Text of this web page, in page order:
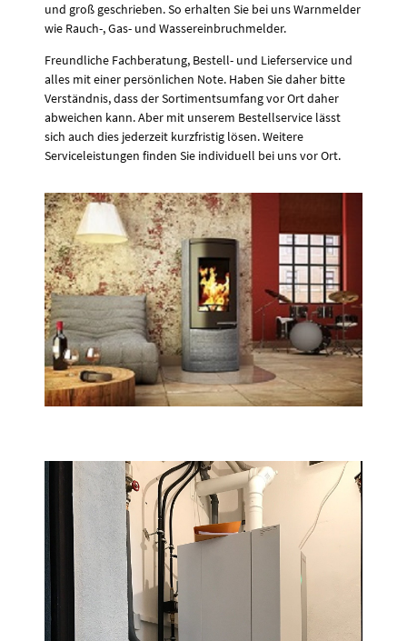
und groß geschrieben. So erhalten Sie bei uns Warnmelder
wie Rauch-, Gas- und Wassereinbruchmelder.
Freundliche Fachberatung, Bestell- und Lieferservice und
alles mit einer persönlichen Note. Haben Sie daher bitte
Verständnis, dass der Sortimentsumfang vor Ort daher
abweichen kann. Aber mit unserem Bestellservice lässt
sich auch dies jederzeit kurzfristig lösen. Weitere
Serviceleistungen finden Sie individuell bei uns vor Ort.